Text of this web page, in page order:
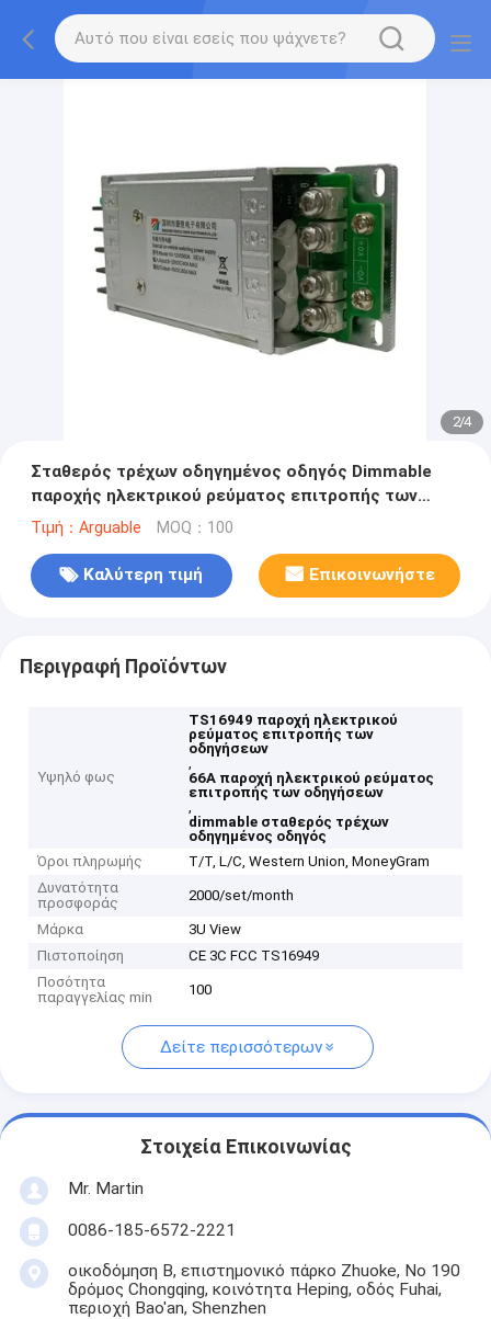
2/4
Σταθερός τρέχων οδηγημένος οδηγός Dimmable
παροχής ηλεκτρικού ρεύματος επιτροπής των
οδηγήσεων TS16949 66A
Τιμή：Arguable MOQ：100
Καλύτερη τιμή Επικοινωνήστε
Περιγραφή Προϊόντων
Υψηλό φως
TS16949 παροχή ηλεκτρικού
ρεύματος επιτροπής των
οδηγήσεων
,
66A παροχή ηλεκτρικού ρεύματος
επιτροπής των οδηγήσεων
,
dimmable σταθερός τρέχων
οδηγημένος οδηγός
Όροι πληρωμής
T/T, L/C, Western Union, MoneyGram
Δυνατότητα
προσφοράς
2000/set/month
Μάρκα
3U View
Πιστοποίηση
CE 3C FCC TS16949
Ποσότητα
παραγγελίας min
100
Δείτε περισσότερων
Στοιχεία Επικοινωνίας
Mr. Martin
0086-185-6572-2221
οικοδόμηση Β, επιστημονικό πάρκο Zhuoke, Νο 190
δρόμος Chongqing, κοινότητα Heping, οδός Fuhai,
περιοχή Bao'an, Shenzhen